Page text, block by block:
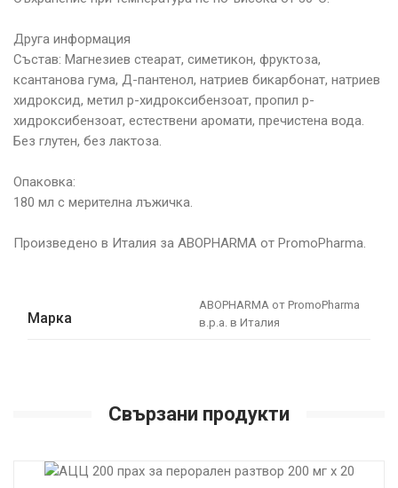
Друга информация
Състав: Магнезиев стеарат, симетикон, фруктоза,
ксантанова гума, Д-пантенол, натриев бикарбонат, натриев
хидроксид, метил р-хидроксибензоат, пропил р-
хидроксибензоат, естествени аромати, пречистена вода.
Без глутен, без лактоза.
Опаковка:
180 мл с мерителна лъжичка.
Произведено в Италия за ABOPHARMA от PromoPharma.
Марка
ABOPHARMA от PromoPharma
в.р.а. в Италия
Свързани продукти